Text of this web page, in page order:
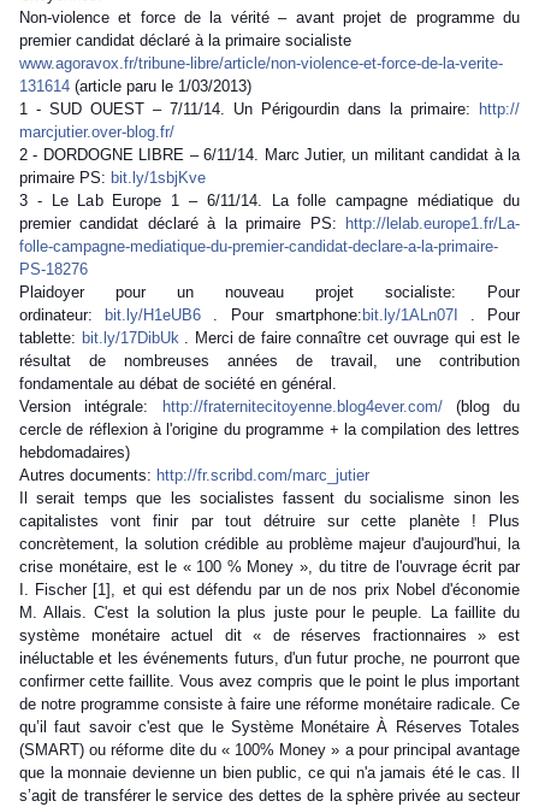
Non-violence et force de la vérité – avant projet de programme du
premier candidat déclaré à la primaire socialiste
www.agoravox.fr/tribune-libre/article/non-violence-et-force-de-la-verite-
131614 (article paru le 1/03/2013)
1 - SUD OUEST – 7/11/14. Un Périgourdin dans la primaire:
http://
marcjutier.over-blog.fr/
2 - DORDOGNE LIBRE – 6/11/14. Marc Jutier, un militant candidat à la
primaire PS: bit.ly/1sbjKve
3 - Le Lab Europe 1 – 6/11/14. La folle campagne médiatique du
premier candidat déclaré à la primaire PS:
http://lelab.europe1.fr/La-
folle-campagne-mediatique-du-premier-candidat-decl are-a-la-primaire-
PS-18276
Plaidoyer pour un nouveau projet socialiste: Pour
ordinateur:
bit.ly/H1eUB6 . Pour smartphone: bit.ly/1ALn07I
. Pour
tablette: bit.ly/17DibUk. Merci de faire connaître cet ouvrage qui est le
résultat de nombreuses années de travail, une contribution
fondamentale au débat de société en général.
Version intégrale:
http://fraternitecitoyenne.blog4ever.com/(blog du
cercle de réflexion à l'origine du programme + la compilation des lettres
hebdomadaires)
Autres documents: http://fr.scribd.com/marc_jutier
Il serait temps que les socialistes fassent du socialisme sinon les
capitalistes vont finir par tout détruire sur cette planète ! Plus
concrètement, la solution crédible au problème majeur d'aujourd'hui, la
crise monétaire, est le « 100 % Money », du titre de l'ouvrage écrit par
I. Fischer [1], et qui est défendu par un de nos prix Nobel d'économie
M. Allais. C'est la solution la plus juste pour le peuple. La faillite du
système monétaire actuel dit « de réserves fractionnaires » est
inéluctable et les événements futurs, d'un futur proche, ne pourront que
confirmer cette faillite. Vous avez compris que le point le plus important
de notre programme consiste à faire une réforme monétaire radicale. Ce
qu’il faut savoir c'est que le Système Monétaire À Réserves Totales
(SMART) ou réforme dite du « 100% Money » a pour principal avantage
que la monnaie devienne un bien public, ce qui n'a jamais été le cas. Il
s’agit de transférer le service des dettes de la sphère privée au secteur